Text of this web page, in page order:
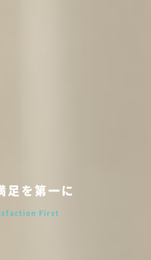
足を第一に
な、中古車を。
used car that feels new.